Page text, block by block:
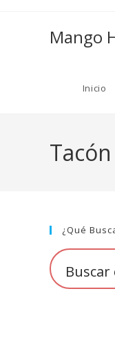
Mango
Inicio
¿Qué